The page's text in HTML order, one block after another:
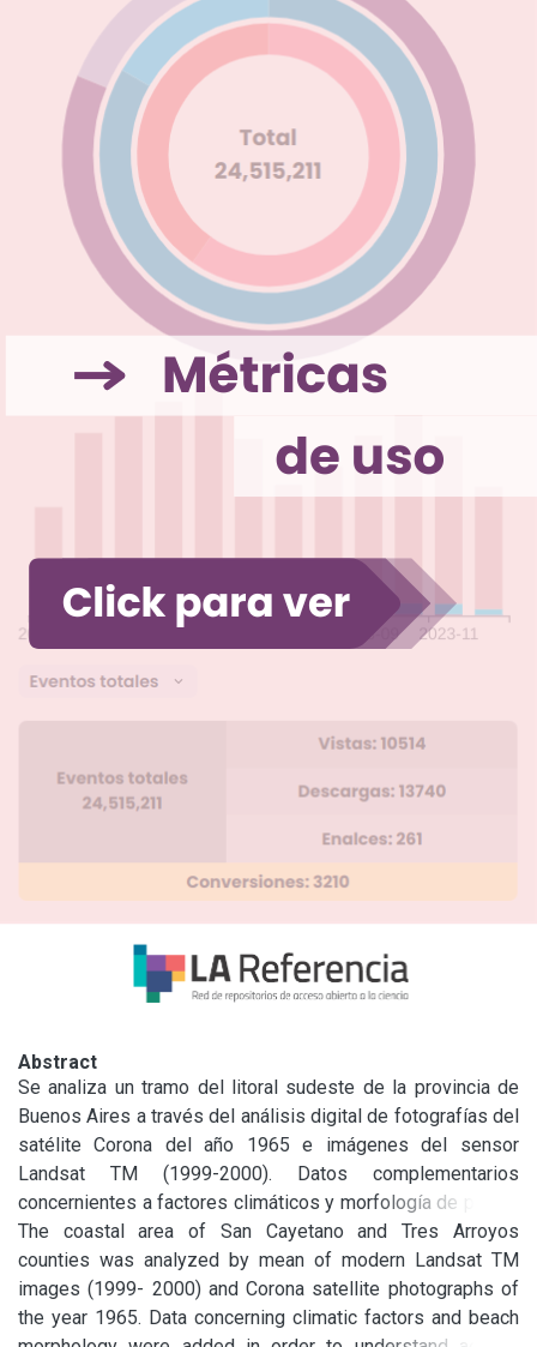
Abstract
Se analiza un tramo del litoral sudeste de la provincia de
Buenos Aires a través del análisis digital de fotografías del
satélite Corona del año 1965 e imágenes del sensor
Landsat TM (1999-2000). Datos complementarios
concernientes a factores climáticos y morfología de playas
fueron añadidos para el entendimiento de la dinámica
eólica y de las formas medanosas resultantes. El proceso
más importante fue la reducción en volumen de las formas
medanosas reconocidas como semifijas y fijas al año 1965
The coastal area of San Cayetano and Tres Arroyos
counties was analyzed by mean of modern Landsat TM
images (1999- 2000) and Corona satellite photographs of
the year 1965. Data concerning climatic factors and beach